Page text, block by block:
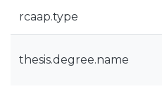
rcaap.type
thesis.degree.name